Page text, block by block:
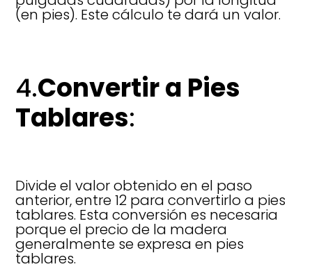
(en pies). Este cálculo te dará un valor.
4.Convertir a Pies
Tablares:
Divide el valor obtenido en el paso
anterior, entre 12 para convertirlo a pies
tablares. Esta conversión es necesaria
porque el precio de la madera
generalmente se expresa en pies
tablares.